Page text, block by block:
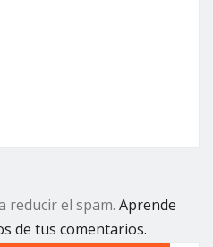
reducir el spam. Aprende
de tus comentarios.